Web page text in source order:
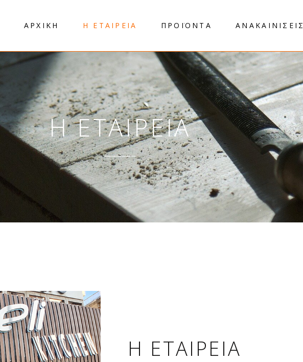
ΑΡΧΙΚΗ Η ΕΤΑΙΡΕΙΑ ΠΡΟΪΟΝΤΑ ΑΝΑΚΑΙΝΙΣΕΙΣ
Η ΕΤΑΙΡΕΙΑ
Η ΕΤΑΙΡΕΙΑ